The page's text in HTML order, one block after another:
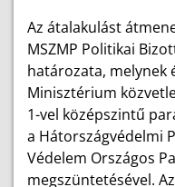
Az átalakulást
MSZMP Politikai
határozata, melynek
Minisztérium
1-vel középszintű
a Hátországvédelmi
Védelem Országos
megszüntetésével.